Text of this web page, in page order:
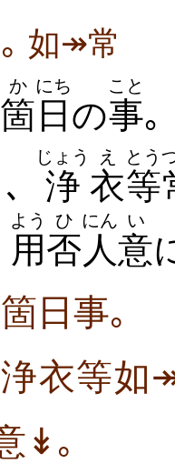
如↠常
箇
か
日
にち
の事
こと
｡
浄
じょう
衣
え
等
とう
用
よう
否
ひ
人
にん
意
い
日事｡
衣等如
↡｡